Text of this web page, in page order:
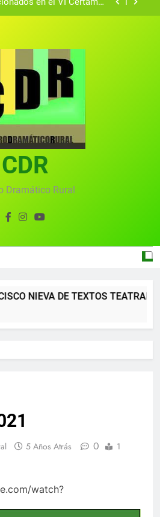
en el VI Certamen
Dramático Rural 2025
Dramático Rural el 20 de
en el VI Certamen
de piezas breves teatrales
Dramático Rural de Mira
(Cuenca)
Dramático Rural de
CDR
Dramático Rural
DE TEXTOS TEATRALES.
5 Años Atrás 0
1
watch?